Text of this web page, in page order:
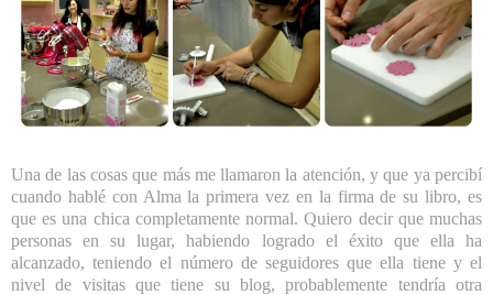
Una de las cosas que más me llamaron la atención, y que ya percibí
cuando hablé con Alma la primera vez en la firma de su libro, es
que es una chica completamente normal. Quiero decir que muchas
personas en su lugar, habiendo logrado el éxito que ella ha
alcanzado, teniendo el número de seguidores que ella tiene y el
nivel de visitas que tiene su blog, probablemente tendría otra